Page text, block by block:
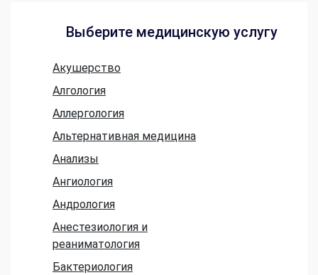
Выберите медицинскую услугу
Акушерство
Алгология
Аллергология
Альтернативная медицина
Анализы
Ангиология
Андрология
Анестезиология и
реаниматология
Бактериология